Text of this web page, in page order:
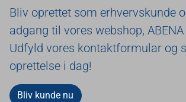
Bliv oprettet som erhvervskunde
adgang til vores webshop, ABENA
Udfyld vores kontaktformular og
oprettelse i dag!
Bliv kunde nu